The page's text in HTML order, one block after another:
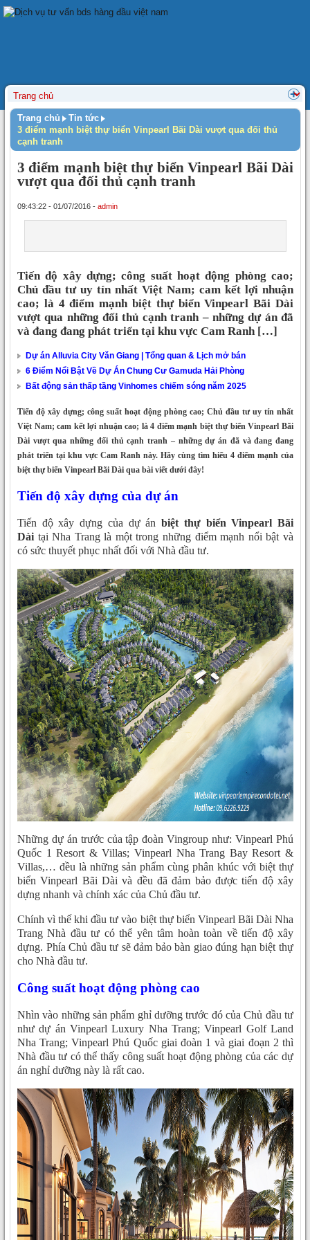
Trang chủ
Tin tức
3 điểm mạnh biệt thự biển Vinpearl Bãi Dài vượt qua đối thủ
cạnh tranh
3 điểm mạnh biệt thự biển Vinpearl Bãi Dài
vượt qua đối thủ cạnh tranh
09:43:22 - 01/07/2016 - admin
Tiến độ xây dựng; công suất hoạt động phòng cao;
Chủ đầu tư uy tín nhất Việt Nam; cam kết lợi nhuận
cao; là 4 điểm mạnh biệt thự biển Vinpearl Bãi Dài
vượt qua những đối thủ cạnh tranh – những dự án đã
và đang đang phát triển tại khu vực Cam Ranh […]
Dự án Alluvia City Văn Giang | Tổng quan & Lịch mở bán
6 Điểm Nổi Bật Về Dự Án Chung Cư Gamuda Hải Phòng
Bất động sản thấp tầng Vinhomes chiếm sóng năm 2025
Tiến độ xây dựng; công suất hoạt động phòng cao; Chủ đầu tư uy tín nhất
Việt Nam; cam kết lợi nhuận cao; là 4 điểm mạnh biệt thự biển Vinpearl Bãi
Dài vượt qua những đối thủ cạnh tranh – những dự án đã và đang đang
phát triển tại khu vực Cam Ranh này. Hãy cùng tìm hiểu 4 điểm mạnh của
biệt thự biển Vinpearl Bãi Dài qua bài viết dưới đây!
Tiến độ xây dựng của dự án
Tiến độ xây dựng của dự ánbiệt thự biển Vinpearl Bãi
Dài tại Nha Trang là một trong những điểm mạnh nổi bật và
có sức thuyết phục nhất đối với Nhà đầu tư.
Những dự án trước của tập đoàn Vingroup như: Vinpearl Phú
Quốc 1 Resort & Villas; Vinpearl Nha Trang Bay Resort &
Villas,… đều là những sản phẩm cùng phân khúc với biệt thự
biển Vinpearl Bãi Dài và đều đã đảm bảo được tiến độ xây
dựng nhanh và chính xác của Chủ đầu tư.
Chính vì thế khi đầu tư vào biệt thự biển Vinpearl Bãi Dài Nha
Trang Nhà đầu tư có thể yên tâm hoàn toàn về tiến độ xây
dựng. Phía Chủ đầu tư sẽ đảm bảo bàn giao đúng hạn biệt thự
cho Nhà đầu tư.
Công suất hoạt động phòng cao
Nhìn vào những sản phẩm ghỉ dưỡng trước đó của Chủ đầu tư
như dự án Vinpearl Luxury Nha Trang; Vinpearl Golf Land
Nha Trang; Vinpearl Phú Quốc giai đoàn 1 và giai đoạn 2 thì
Nhà đầu tư có thể thấy công suất hoạt động phòng của các dự
án nghỉ dưỡng này là rất cao.